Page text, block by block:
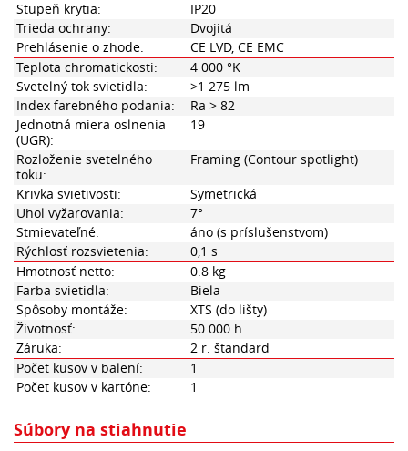
Stupeň krytia:
IP20
Trieda ochrany:
Dvojitá
Prehlásenie o zhode:
CE LVD, CE EMC
Teplota chromatickosti:
4 000 °K
Svetelný tok svietidla:
>1 275 lm
Index farebného podania:
Ra > 82
Jednotná miera oslnenia
(UGR):
19
Rozloženie svetelného
toku:
Framing (Contour spotlight)
Krivka svietivosti:
Symetrická
Uhol vyžarovania:
7°
Stmievateľné:
áno (s príslušenstvom)
Rýchlosť rozsvietenia:
0,1 s
Hmotnosť netto:
0.8 kg
Farba svietidla:
Biela
Spôsoby montáže:
XTS (do lišty)
Životnosť:
50 000 h
Záruka:
2 r. štandard
Počet kusov v balení:
1
Počet kusov v kartóne:
1
Súbory na stiahnutie